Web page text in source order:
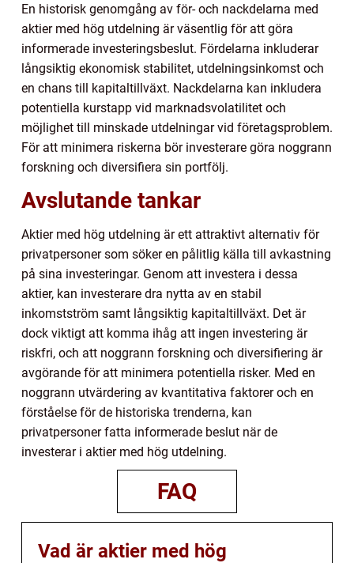
En historisk genomgång av för- och nackdelarna med
aktier med hög utdelning är väsentlig för att göra
informerade investeringsbeslut. Fördelarna inkluderar
långsiktig ekonomisk stabilitet, utdelningsinkomst och
en chans till kapitaltillväxt. Nackdelarna kan inkludera
potentiella kurstapp vid marknadsvolatilitet och
möjlighet till minskade utdelningar vid företagsproblem.
För att minimera riskerna bör investerare göra noggrann
forskning och diversifiera sin portfölj.
Avslutande tankar
Aktier med hög utdelning är ett attraktivt alternativ för
privatpersoner som söker en pålitlig källa till avkastning
på sina investeringar. Genom att investera i dessa
aktier, kan investerare dra nytta av en stabil
inkomstström samt långsiktig kapitaltillväxt. Det är
dock viktigt att komma ihåg att ingen investering är
riskfri, och att noggrann forskning och diversifiering är
avgörande för att minimera potentiella risker. Med en
noggrann utvärdering av kvantitativa faktorer och en
förståelse för de historiska trenderna, kan
privatpersoner fatta informerade beslut när de
investerar i aktier med hög utdelning.
FAQ
Vad är aktier med hög